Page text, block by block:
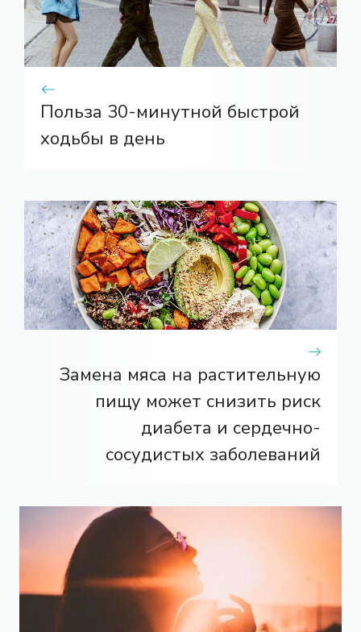
Польза 30-минутной быстрой
ходьбы в день
Замена мяса на растительную
пищу может снизить риск
диабета и сердечно-
сосудистых заболеваний